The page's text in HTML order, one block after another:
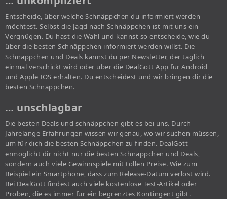
Entscheide, über welche Schnäppchen du informiert werden
möchtest. Selbst die Jagd nach Schnäppchen ist mit uns ein
Vergnügen. Du hast die Wahl und kannst so entscheide, wie du
über die besten Schnäppchen informiert werden willst. Die
Schnäppchen und Deals kannst du per Newsletter, der täglich
einmal verschickt wird oder über die DealGott App für Android
und Apple IOS erhalten. Du entscheidest und wir bringen dir die
besten Schnäppchen.
… unschlagbar
Die besten Deals und schnäppchen gibt es bei uns. Durch
Jahrelange Erfahrungen wissen wir genau, wo wir suchen müssen,
um für dich die besten Schnäppchen zu finden. DealGott
ermöglicht dir nicht nur die besten Schnäppchen und Deals,
sondern auch viele Gewinnspiele mit tollen Preise. Wie zum
Beispiel ein Smartphone, dass zum Release-Datum verlost wird.
Bei DealGott findest auch viele kostenlose Test-Artikel oder
Proben, die es immer für ein begrenztes Kontingent gibt.